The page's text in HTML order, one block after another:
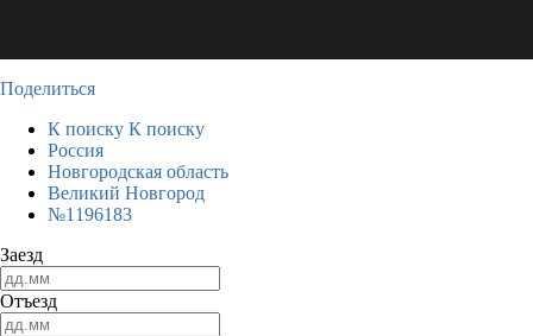
Поделиться
К поиску К поиску
Россия
Новгородская область
Великий Новгород
№1196183
Заезд
Отъезд